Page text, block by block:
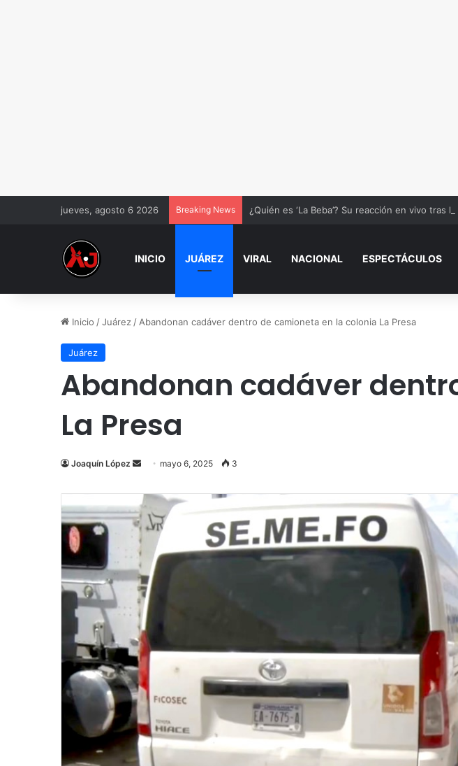
jueves, agosto 6 2026 Breaking News ¿Quién es ‘La Beba’? Su reacción en vivo tras
INICIO JUÁREZ VIRAL NACIONAL ESPECTÁCULOS
Inicio /Juárez / Abandonan cadáver dentro de camioneta en la colonia La Presa
Juárez
Abandonan cadáver
La Presa
Joaquín López
Send
email
mayo 6, 2025 3